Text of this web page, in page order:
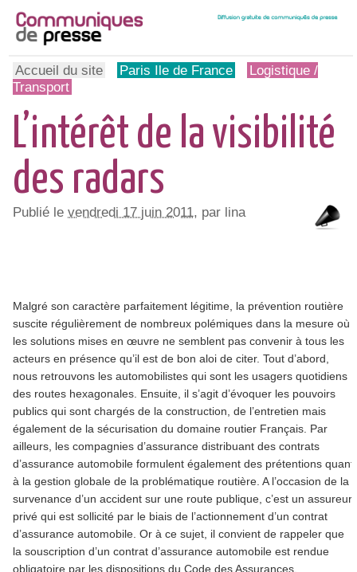
Accueil du site Paris Ile de France
Logistique /
Transport
L’intérêt de la visibilité
des radars
Publié levendredi 17 juin 2011, par lina
Malgré son caractère parfaitement légitime, la prévention routière
suscite régulièrement de nombreux polémiques dans la mesure où
les solutions mises en œuvre ne semblent pas convenir à tous les
acteurs en présence qu’il est de bon aloi de citer. Tout d’abord,
nous retrouvons les automobilistes qui sont les usagers quotidiens
des routes hexagonales. Ensuite, il s’agit d’évoquer les pouvoirs
publics qui sont chargés de la construction, de l’entretien mais
également de la sécurisation du domaine routier Français. Par
ailleurs, les compagnies d’assurance distribuant des contrats
d’assurance automobile formulent également des prétentions quant
à la gestion globale de la problématique routière. A l’occasion de la
survenance d’un accident sur une route publique, c’est un assureur
privé qui est sollicité par le biais de l’actionnement d’un contrat
d’assurance automobile. Or à ce sujet, il convient de rappeler que
la souscription d’un contrat d’assurance automobile est rendue
obligatoire par les dispositions du Code des Assurances.